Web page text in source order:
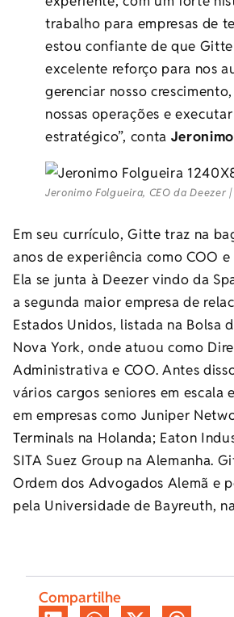
trabalho para empresas de
estou confiante de que
excelente reforço para nos
gerenciar nosso
nossas operações e
estratégico”, conta Jeronimo
Jeronimo Folgueira, CEO da Deezer
Em seu currículo, Gitte traz na
anos de experiência como COO e
Ela se junta à Deezer vindo da
a segunda maior empresa de
Estados Unidos, listada na Bolsa
Nova York, onde atuou como
Administrativa e COO. Antes
vários cargos seniores em escala
em empresas como Juniper
Terminals na Holanda; Eaton
SITA Suez Group na Alemanha.
Ordem dos Advogados Alemã e
pela Universidade de Bayreuth,
Compartilhe